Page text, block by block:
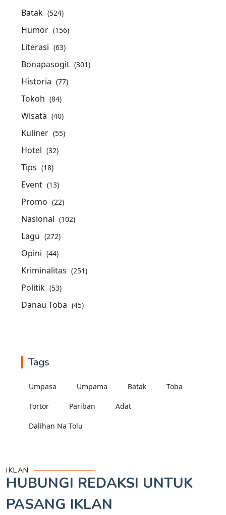
Batak (524)
Humor (156)
Literasi (63)
Bonapasogit (301)
Historia (77)
Tokoh (84)
Wisata (40)
Kuliner (55)
Hotel (32)
Tips (18)
Event (13)
Promo (22)
Nasional (102)
Lagu (272)
Opini (44)
Kriminalitas (251)
Politik (53)
Danau Toba (45)
Tags
Umpasa Umpama Batak Toba
Tortor Pariban Adat
Dalihan Na Tolu
IKLAN
HUBUNGI REDAKSI UNTUK
PASANG IKLAN